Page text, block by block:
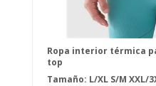
Ropa interior térmica
top
Tamaño: L/XL S/M XXL/